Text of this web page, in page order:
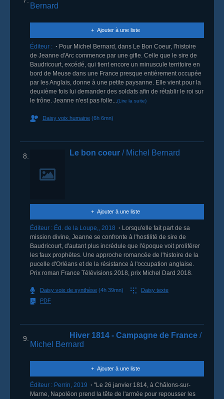
Bernard
Ajouter à une liste
Éditeur :
Pour Michel Bernard, dans Le Bon Coeur, l'histoire
de Jeanne d'Arc commence par une gifle. Celle que le sire de
Baudricourt, excédé, qui tient encore un minuscule territoire en
bord de Meuse dans une France presque entièrement occupée
par les Anglais, donne à une petite paysanne. Elle vient pour la
deuxième fois lui demander des soldats afin de rétablir le roi sur
le trône. Jeanne n'est pas folle...(Lire la suite)
Daisy voix humaine (6h 6mn)
8. Le bon coeur / Michel Bernard
Ajouter à une liste
Éditeur : Éd. de la Loupe,, 2018
Lorsqu'elle fait part de sa
mission divine, Jeanne se confronte à l'hostilité de sire de
Baudricourt, d'autant plus incrédule que l'époque voit proliférer
les faux prophètes. Une approche romancée de l'histoire de la
pucelle d'Orléans et de la résistance à l'occupation anglaise.
Prix roman France Télévisions 2018, prix Michel Dard 2018.
Daisy voix de synthèse (4h 39mn)
Daisy texte
PDF
9. Hiver 1814 - Campagne de France /
Michel Bernard
Ajouter à une liste
Éditeur : Perrin, 2019
"Le 26 janvier 1814, à Châlons-sur-
Marne, Napoléon prend la tête de l'armée pour repousser les